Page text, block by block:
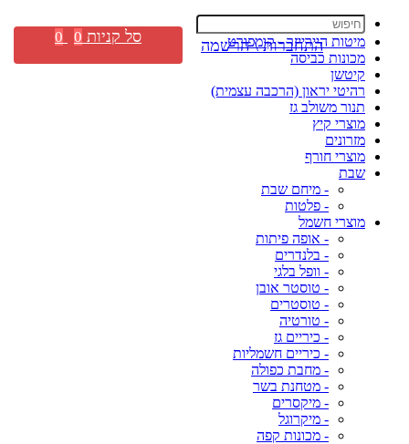
מיטות היירייזר - קומפורט
מכונות כביסה
קיטשן
רהיטי יראון (הרכבה עצמית)
תנור משולב גז
מוצרי קיץ
מזרונים
מוצרי חורף
שבת
- מיחם שבת
- פלטות
מוצרי חשמל
- אופה פיתות
- בלנדרים
- וופל בלגי
- טוסטר אובן
- טוסטרים
- טורטיה
- כיריים גז
- כיריים חשמליות
- מחבת כפולה
- מטחנת בשר
- מיקסרים
- מיקרוגל
- מכונות קפה
התחברות \ הרשמה סל קניות 0
0